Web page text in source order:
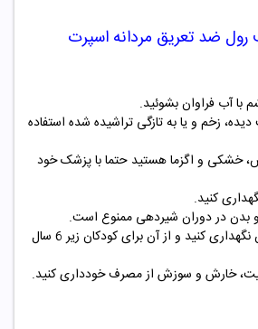
رول ضد تعریق مردانه اسپرت
آب فراوان بشوئید.
زخم و یا به تازگی تراشیده شده استفاده
خشکی و اگزما هستید حتما با پزشک خود
کنید.
و بدن در دوران شیردهی ممنوع است.
دور از دسترس کودکان نگهداری کنید و از آن برای کودکان زیر 6 سال
خارش و سوزش از مصرف خودداری کنید.